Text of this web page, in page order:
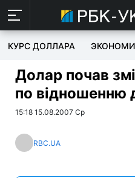
КУРС ДОЛЛАРА
Долар почав
по відношенню
15:18 15.08.2007 Ср
RBC.UA